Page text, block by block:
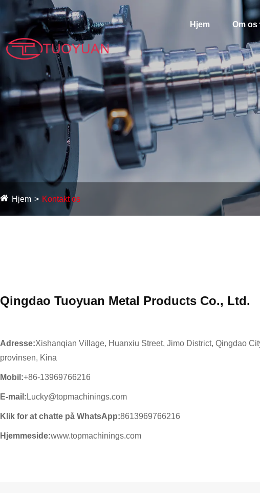
Hjem Om os
Hjem Kontakt os
Qingdao Tuoyuan Metal Products Co., Ltd.
Adresse:Xishanqian Village, Huanxiu Street, Jimo District, Qingdao
provinsen, Kina
Mobil:+86-13969766216
E-mail: Lucky@topmachinings.com
Klik for at chatte på WhatsApp:8613969766216
Hjemmeside:www.topmachinings.com